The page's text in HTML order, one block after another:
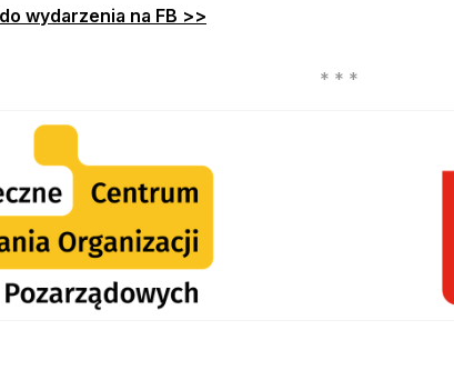
wydarzenia na FB >>